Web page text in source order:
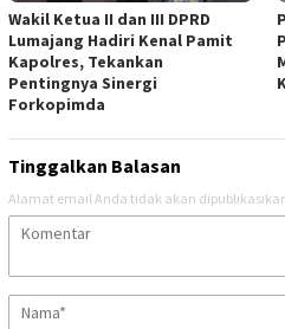
Wakil Ketua II dan III DPRD
Lumajang Hadiri Kenal Pamit
Kapolres, Tekankan
Pentingnya Sinergi
Forkopimda
Tinggalkan Balasan
Alamat email Anda tidak akan